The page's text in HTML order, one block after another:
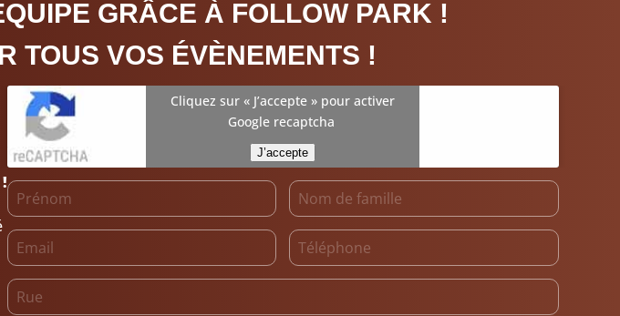
GRÂCE À FOLLOW PARK !
TOUS VOS ÉVÈNEMENTS !
Cliquez sur « J’accepte » pour activer
Google recaptcha
J’accepte